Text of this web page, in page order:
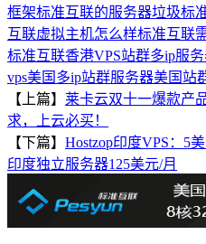
框架标准互联的服务器垃圾标
互联虚拟主机怎么样标准互联
标准互联香港VPS站群多ip服
vps美国多ip站群服务器美国站
【上篇】 莱卡云双十一爆款产
求，上云必买！
【下篇】 Hostzop印度VPS：5
印度独立服务器125美元/月